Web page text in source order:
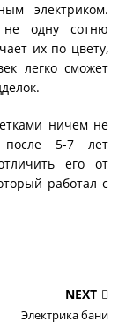
электриком.
не одну сотню
их по цвету,
легко сможет
ничем не
5-7 лет
его от
работал с
NEXT
Электрика бани